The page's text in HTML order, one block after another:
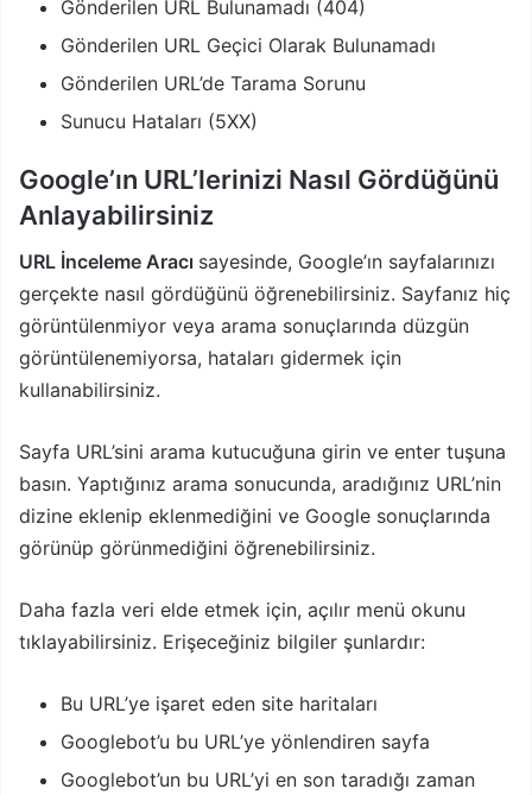
Gönderilen URL Bulunamadı (404)
Gönderilen URL Geçici Olarak Bulunamadı
Gönderilen URL’de Tarama Sorunu
Sunucu Hataları (5XX)
Google’ın URL’lerinizi Nasıl Gördüğünü
Anlayabilirsiniz
URL İnceleme Aracı sayesinde, Google’ın sayfalarınızı
gerçekte nasıl gördüğünü öğrenebilirsiniz. Sayfanız hiç
görüntülenmiyor veya arama sonuçlarında düzgün
görüntülenemiyorsa, hataları gidermek için
kullanabilirsiniz.
Sayfa URL’sini arama kutucuğuna girin ve enter tuşuna
basın. Yaptığınız arama sonucunda, aradığınız URL’nin
dizine eklenip eklenmediğini ve Google sonuçlarında
görünüp görünmediğini öğrenebilirsiniz.
Daha fazla veri elde etmek için, açılır menü okunu
tıklayabilirsiniz. Erişeceğiniz bilgiler şunlardır:
Bu URL’ye işaret eden site haritaları
Googlebot’u bu URL’ye yönlendiren sayfa
Googlebot’un bu URL’yi en son taradığı zaman